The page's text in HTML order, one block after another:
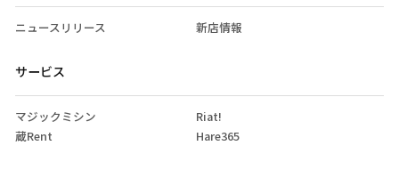
ニュースリリース 新店情報
サービス
マジックミシン
Riat!
蔵Rent
Hare365